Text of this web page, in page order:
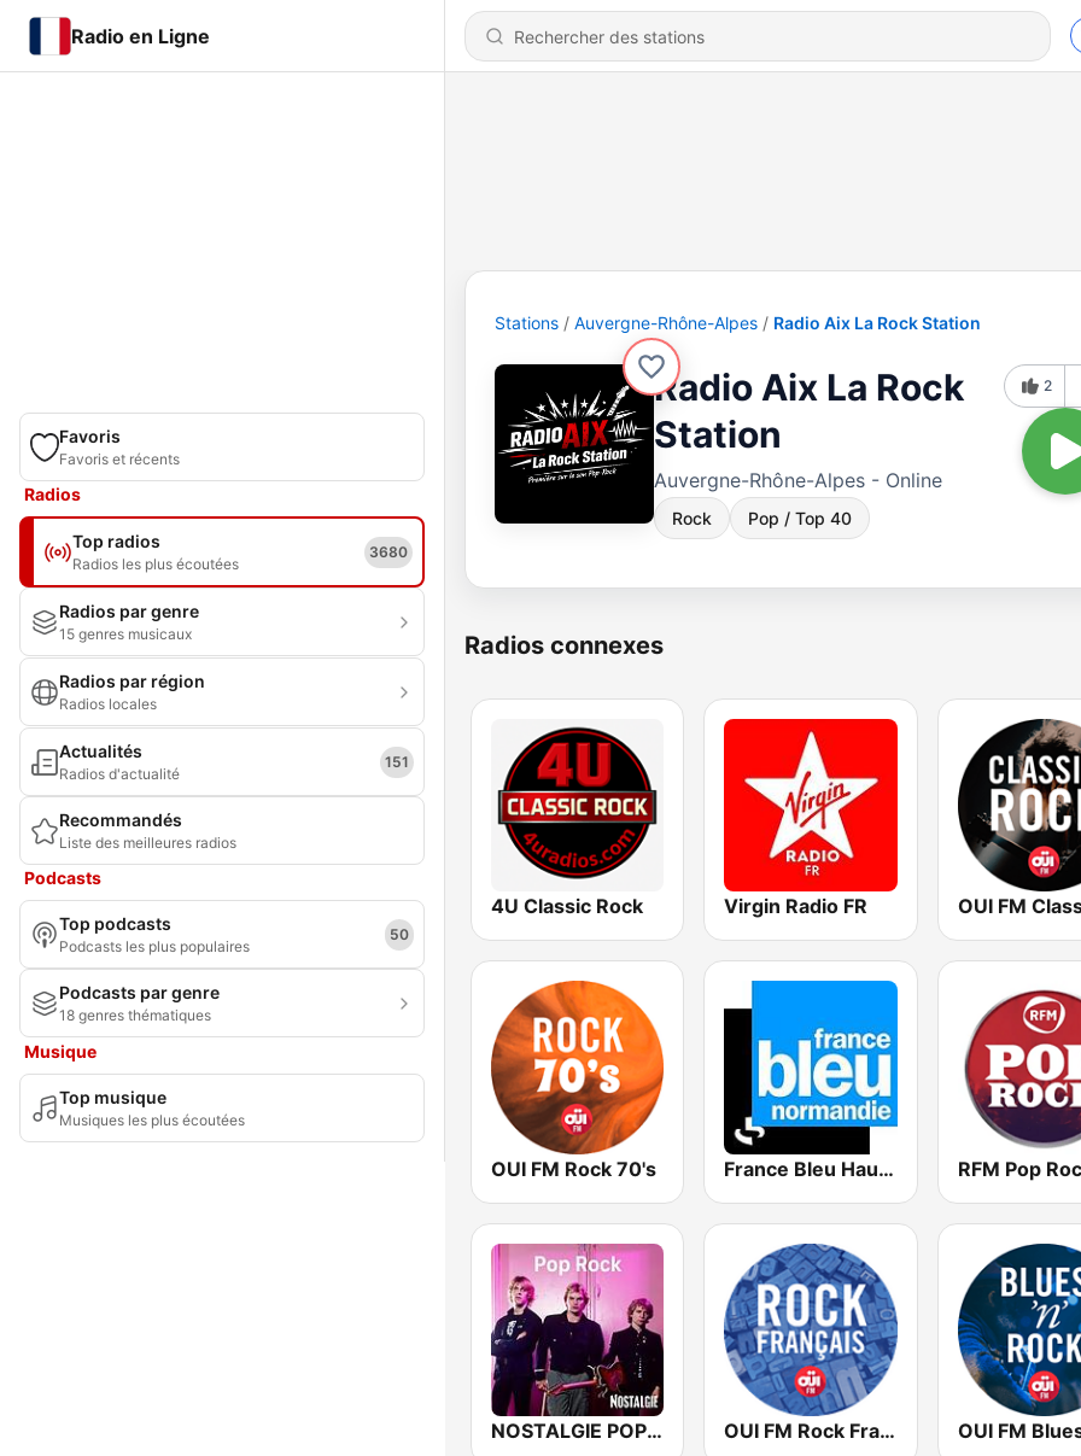
Radio en Ligne
Favoris
Favoris et récents
Radios
Top radios
Radios les plus écoutées
3680
Radios par genre
15 genres musicaux
Radios par région
Radios locales
Actualités
Radios d'actualité
151
Recommandés
Liste des meilleures radios
Podcasts
Top podcasts
Podcasts les plus populaires
50
Podcasts par genre
18 genres thématiques
Musique
Top musique
Musiques les plus écoutées
Stations Auvergne-Rhône-Alpes Radio Aix La Rock Station
Radio Aix La Rock
Station
Auvergne-Rhône-Alpes - Online
Rock Pop / Top 40
2
Radios connexes
4U Classic Rock Virgin Radio FR
OUI FM Rock 70's France Bleu Haute Normandie RFM Pop
NOSTALGIE POP ROCK OUI FM Rock Français